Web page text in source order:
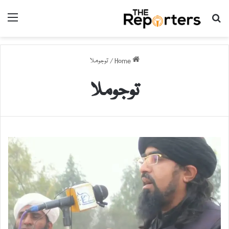
Search for
Home
/توجوملا
توجوملا